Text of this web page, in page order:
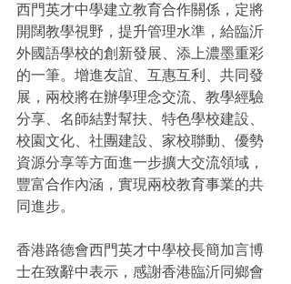
西門英才中學建立教育合作關係，定將
開闊教學視野，提升管理水準，給臨沂
外國語學校的創新發展、添上濃墨重彩
的一筆。增進友誼、互惠互利、共同發
展，兩校將在辦學理念交流、教學經驗
分享、名師結對幫扶、特色學校建設、
校園文化、社團建設、家校聯動、優勢
資源分享等方面進一步擴大交流領域，
豐富合作內涵，實現兩校教育事業的共
同進步。
香港路德會西門英才中學校長簡加言博
士在致辭中表示，感謝香港臨沂同鄉會